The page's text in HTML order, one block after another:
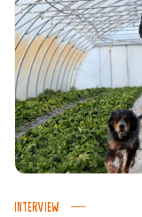
INTERVIEW